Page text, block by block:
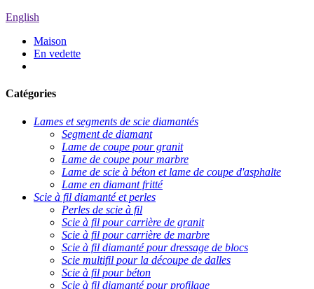
English
Maison
En vedette
Catégories
Lames et segments de scie diamantés
Segment de diamant
Lame de coupe pour granit
Lame de coupe pour marbre
Lame de scie à béton et lame de coupe d'asphalte
Lame en diamant fritté
Scie à fil diamanté et perles
Perles de scie à fil
Scie à fil pour carrière de granit
Scie à fil pour carrière de marbre
Scie à fil diamanté pour dressage de blocs
Scie multifil pour la découpe de dalles
Scie à fil pour béton
Scie à fil diamanté pour profilage